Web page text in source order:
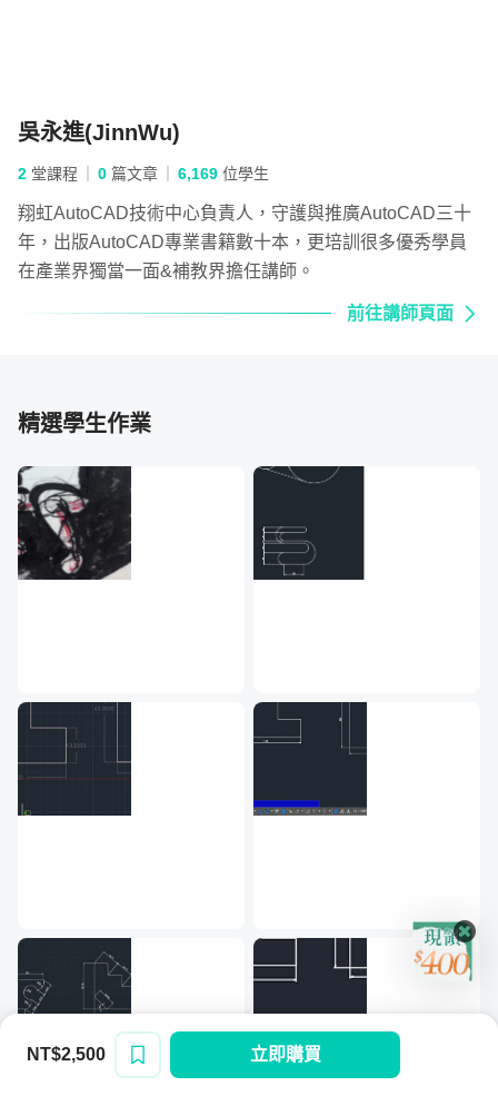
登入/註冊
NT$2,500 立即購買
我回家立刻買、很高興發現真的跟上課內容一
樣、我就重複一直狂看、老師線上課程的所有
動作、很笨的我都會一模一樣在家裡的電腦、
完全複製出來、有時間還會提前預習下一次的
課程、第二次上課開始、我就跟的上大家、而
挺快樂的、變的很好學、我真的很感謝吳老
純粹覺得有興趣、而且如果我有再去上課、一
下、我發揮200%的自己🤣🤣🤣上課不斷操
作、讓我很緊張、所以很專心、線上課程則是
可以讓我反覆練習、如果只有上課、當下記了
七八成、我回家只會剩二成、只靠自己微弱記
但發現
上面得
也就是
聽了那
幣!買
是你
好的
吳永進(JinnWu)
2 堂課程 0 篇文章 6,169 位學生
翔虹AutoCAD技術中心負責人，守護與推廣AutoCAD三十
年，出版AutoCAD專業書籍數十本，更培訓很多優秀學員
在產業界獨當一面&補教界擔任講師。
前往講師頁面
精選學生作業